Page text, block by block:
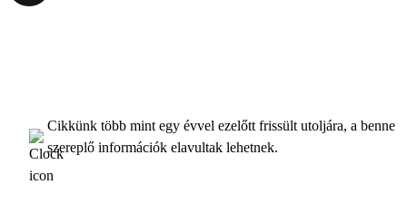
Cikkünk több mint egy évvel ezelőtt frissült utoljára, a benne
szereplő információk elavultak lehetnek.